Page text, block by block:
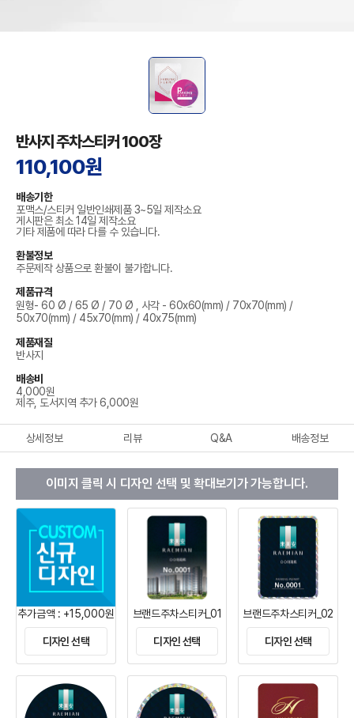
반사지 주차스티커 100장
110,100원
배송기한
포맥스/스티커 일반인쇄제품 3~5일 제작소요
게시판은 최소 14일 제작소요
기타 제품에 따라 다를 수 있습니다.
환불정보
주문제작 상품으로 환불이 불가합니다.
제품규격
원형- 60 Ø / 65 Ø / 70 Ø , 사각 - 60x60(mm) / 70x70(mm) /
50x70(mm) / 45x70(mm) / 40x75(mm)
제품재질
반사지
배송비
4,000원
제주, 도서지역 추가 6,000원
상세정보 리뷰 Q&A 배송정보
이미지 클릭 시 디자인 선택 및 확대보기가 가능합니다.
추가금액 : +15,000원
디자인 선택
브랜드주차스티커_01
디자인 선택
브랜드주차스티커_02
디자인 선택